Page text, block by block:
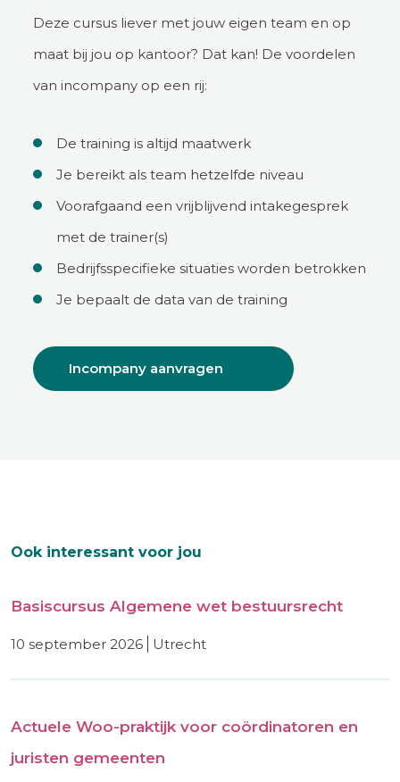
Deze cursus liever met jouw eigen team en op
maat bij jou op kantoor? Dat kan! De voordelen
van incompany op een rij:
De training is altijd maatwerk
Je bereikt als team hetzelfde niveau
Voorafgaand een vrijblijvend intakegesprek
met de trainer(s)
Bedrijfsspecifieke situaties worden betrokken
Je bepaalt de data van de training
Incompany aanvragen
Ook interessant voor jou
Basiscursus Algemene wet bestuursrecht
10 september 2026 utrecht
Actuele Woo-praktijk voor coördinatoren en
juristen gemeenten